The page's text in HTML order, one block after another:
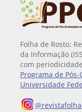
Folha de Rosto:
da Informação
com
Programa de
Universidade